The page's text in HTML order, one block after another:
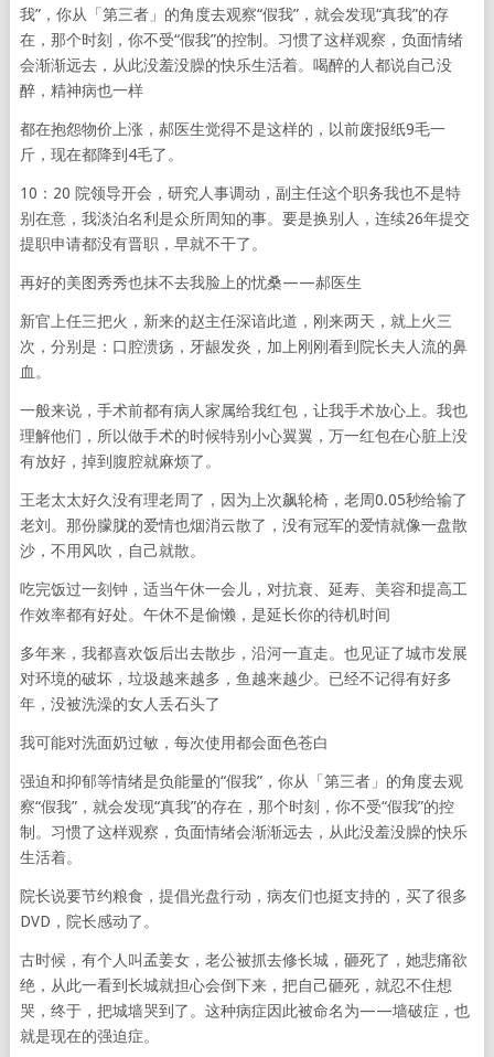
我”，你从「第三者」的角度去观察“假我”，就会发现“真我”的存
在，那个时刻，你不受“假我”的控制。习惯了这样观察，负面情绪
会渐渐远去，从此没羞没臊的快乐生活着。喝醉的人都说自己没
醉，精神病也一样
都在抱怨物价上涨，郝医生觉得不是这样的，以前废报纸9毛一
斤，现在都降到4毛了。
10：20 院领导开会，研究人事调动，副主任这个职务我也不是特
别在意，我淡泊名利是众所周知的事。要是换别人，连续26年提交
提职申请都没有晋职，早就不干了。
再好的美图秀秀也抹不去我脸上的忧桑——郝医生
新官上任三把火，新来的赵主任深谙此道，刚来两天，就上火三
次，分别是：口腔溃疡，牙龈发炎，加上刚刚看到院长夫人流的鼻
血。
一般来说，手术前都有病人家属给我红包，让我手术放心上。我也
理解他们，所以做手术的时候特别小心翼翼，万一红包在心脏上没
有放好，掉到腹腔就麻烦了。
王老太太好久没有理老周了，因为上次飙轮椅，老周0.05秒给输了
老刘。那份朦胧的爱情也烟消云散了，没有冠军的爱情就像一盘散
沙，不用风吹，自己就散。
吃完饭过一刻钟，适当午休一会儿，对抗衰、延寿、美容和提高工
作效率都有好处。午休不是偷懒，是延长你的待机时间
多年来，我都喜欢饭后出去散步，沿河一直走。也见证了城市发展
对环境的破坏，垃圾越来越多，鱼越来越少。已经不记得有好多
年，没被洗澡的女人丢石头了
我可能对洗面奶过敏，每次使用都会面色苍白
强迫和抑郁等情绪是负能量的“假我”，你从「第三者」的角度去观
察“假我”，就会发现“真我”的存在，那个时刻，你不受“假我”的控
制。习惯了这样观察，负面情绪会渐渐远去，从此没羞没臊的快乐
生活着。
院长说要节约粮食，提倡光盘行动，病友们也挺支持的，买了很多
DVD，院长感动了。
古时候，有个人叫孟姜女，老公被抓去修长城，砸死了，她悲痛欲
绝，从此一看到长城就担心会倒下来，把自己砸死，就忍不住想
哭，终于，把城墙哭到了。这种病症因此被命名为——墙破症，也
就是现在的强迫症。